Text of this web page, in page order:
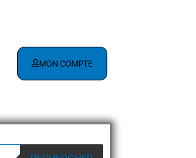
MON COMPTE